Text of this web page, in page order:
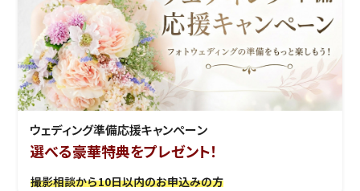
ウェディング準備応援キャンぺーン
選べる豪華特典をプレゼント！
撮影相談から10日以内のお申込みの方